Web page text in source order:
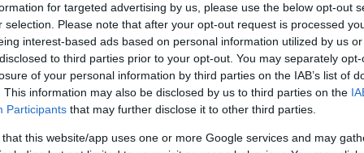
for targeted advertising by us, please use the below opt-out
selection. Please note that after your opt-out request is processed
interest-based ads based on personal information utilized by us
to third parties prior to your opt-out. You may separately
of your personal information by third parties on the IAB’s list of
This information may also be disclosed by us to third parties on the
Participants that may further disclose it to other third parties.
that this website/app uses one or more Google services and may
di queste cose alzi la mano! Da bambini si
ci sifida ciecamentedei propri genitori e
tanto da credere a tutti, proprio tutti i
crescendo, che la maggior parte di essi
per portarvi dalla loro parte o per farvi
che paura!